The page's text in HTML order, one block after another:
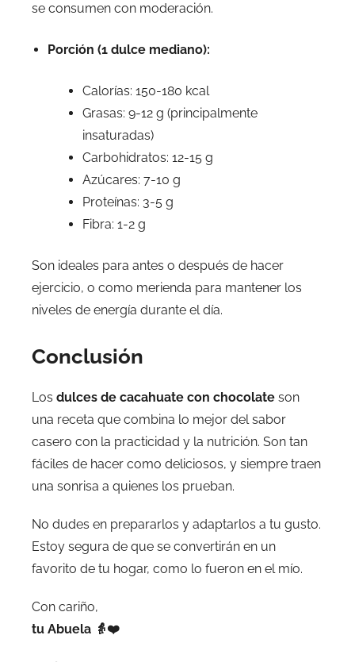
se consumen con moderación.
Porción (1 dulce mediano):
Calorías: 150-180 kcal
Grasas: 9-12 g (principalmente
insaturadas)
Carbohidratos: 12-15 g
Azúcares: 7-10 g
Proteínas: 3-5 g
Fibra: 1-2 g
Son ideales para antes o después de hacer
ejercicio, o como merienda para mantener los
niveles de energía durante el día.
Conclusión
Los dulces de cacahuate con chocolate son
una receta que combina lo mejor del sabor
casero con la practicidad y la nutrición. Son tan
fáciles de hacer como deliciosos, y siempre traen
una sonrisa a quienes los prueban.
No dudes en prepararlos y adaptarlos a tu gusto.
Estoy segura de que se convertirán en un
favorito de tu hogar, como lo fueron en el mío.
Con cariño,
tu Abuela 👵❤️